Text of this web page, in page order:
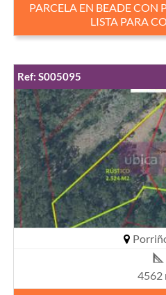
PARCELA EN BEADE CON
LISTA PARA
Ref: S005095
4562